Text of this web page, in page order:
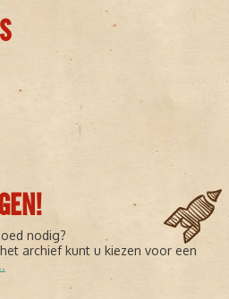
nodig?
archief kunt u kiezen voor een